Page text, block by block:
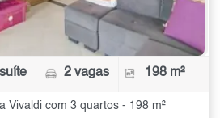
2 vagas 198 m²
Vivaldi com 3 quartos - 198 m²